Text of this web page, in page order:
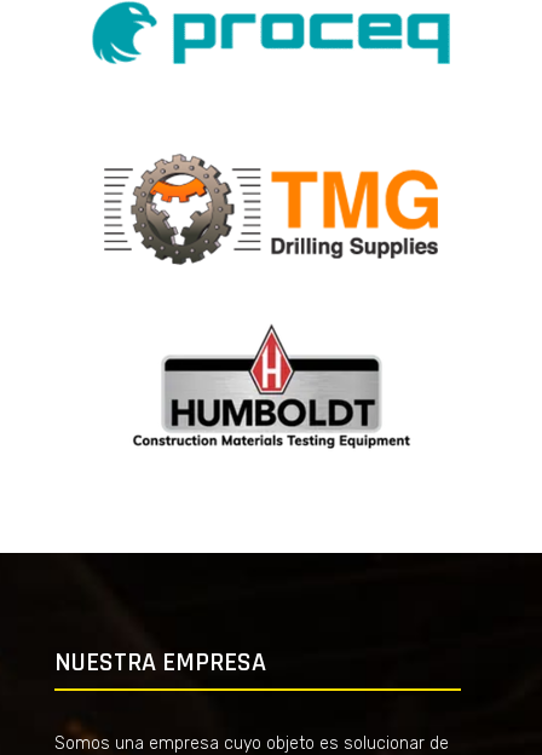
NUESTRA EMPRESA
Somos una empresa cuyo objeto es solucionar de